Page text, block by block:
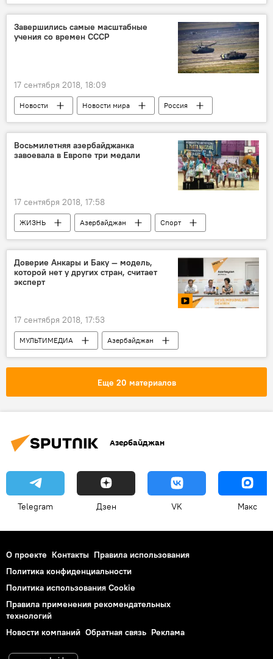
Россия
Сочи
заявление
встреча
Завершились самые масштабные
учения со времен СССР
17 сентября 2018, 18:09
Новости Новости мира
Россия
учения
СССР
Военные
маневры
Восьмилетняя азербайджанка
завоевала в Европе три медали
17 сентября 2018, 17:58
ЖИЗНЬ Азербайджан
Спорт
Новости
Доверие Анкары и Баку — модель,
которой нет у других стран, считает
эксперт
17 сентября 2018, 17:53
МУЛЬТИМЕДИА
Азербайджан
Политика
Видео Новости
Еще 20 материалов
Азербайджан
Telegram Дзен VK Макс
О проекте Контакты Правила использования
Политика конфиденциальности
Политика использования Cookie
Правила применения рекомендательных
технологий
Новости компаний Обратная связь Реклама